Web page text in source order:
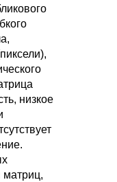
низкое
матриц,